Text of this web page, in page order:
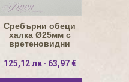
Сребърни обеци
халка Ø25мм с
вретеновидни
камъни
125,12 лв · 63,97 €